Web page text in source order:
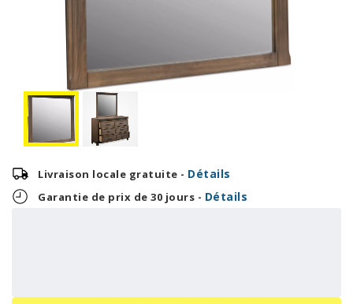
Livraison locale gratuite - Détails
Garantie de prix de 30 jours - Détails